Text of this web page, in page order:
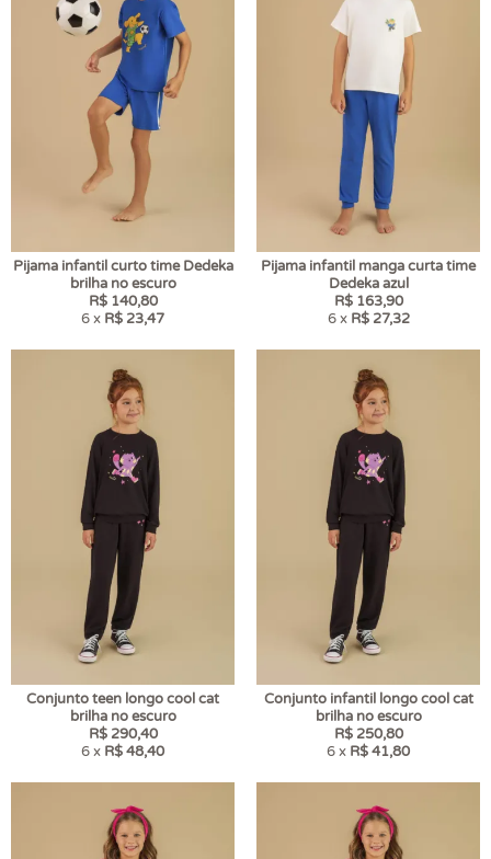
Pijama infantil curto time Dedeka
brilha no escuro
R$ 140,80
6 x R$ 23,47
Pijama infantil manga curta time
Dedeka azul
R$ 163,90
6 x R$ 27,32
Conjunto teen longo cool cat
brilha no escuro
R$ 290,40
6 x R$ 48,40
Conjunto infantil longo cool cat
brilha no escuro
R$ 250,80
6 x R$ 41,80